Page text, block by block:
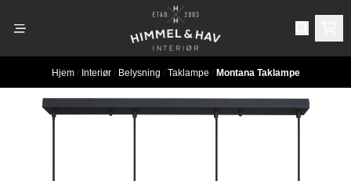
Hjem / Interiør / Belysning / Taklampe / Montana Taklampe